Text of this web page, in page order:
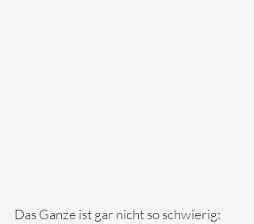
Das Ganze ist gar nicht so schwierig: